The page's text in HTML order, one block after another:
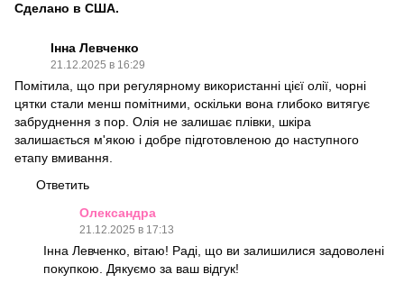
Сделано в США.
Інна Левченко
21.12.2025 в 16:29
Помітила, що при регулярному використанні цієї олії, чорні
цятки стали менш помітними, оскільки вона глибоко витягує
забруднення з пор. Олія не залишає плівки, шкіра
залишається м'якою і добре підготовленою до наступного
етапу вмивання.
Ответить
Олександра
21.12.2025 в 17:13
Інна Левченко, вітаю! Раді, що ви залишилися задоволені
покупкою. Дякуємо за ваш відгук!